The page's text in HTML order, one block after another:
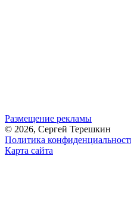
Размещение рекламы
© 2026, Сергей Терешкин
Политика
Карта сайта